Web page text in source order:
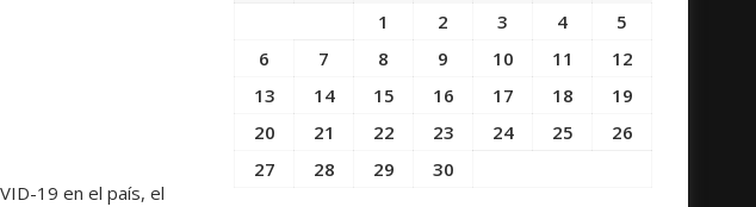
19 en el país, el
1
2 3 4
5
6
7 8 9 10 11
12
13
14 15 16 17 18
19
20
21 22 23 24 25
26
27
28 29 30